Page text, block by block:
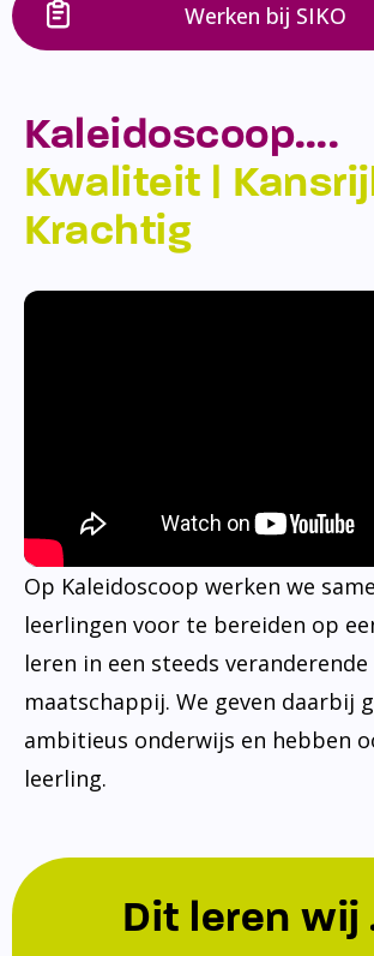
Werken bij SIKO
Kaleidoscoop….
Kwaliteit |
Krachtig
Op Kaleidoscoop werken we
leerlingen voor te bereiden op
leren in een steeds veranderende
maatschappij. We geven daarbij
ambitieus onderwijs en hebben
leerling.
Dit leren wij